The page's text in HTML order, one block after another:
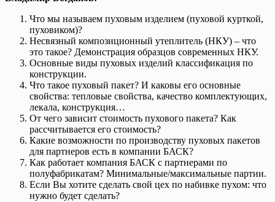
Что мы называем пуховым изделием (пуховой курткой,
пуховиком)?
Несвязный композиционный утеплитель (НКУ) – что
это такое? Демонстрация образцов современных НКУ.
Основные виды пуховых изделий классификация по
конструкции.
Что такое пуховый пакет? И каковы его основные
свойства: тепловые свойства, качество комплектующих,
лекала, конструкция…
От чего зависит стоимость пухового пакета? Как
рассчитывается его стоимость?
Какие возможности по производству пуховых пакетов
для партнеров есть в компании БАСК?
Как работает компания БАСК с партнерами по
полуфабрикатам? Минимальные/максимальные партии.
Если Вы хотите сделать свой цех по набивке пухом: что
нужно будет сделать?